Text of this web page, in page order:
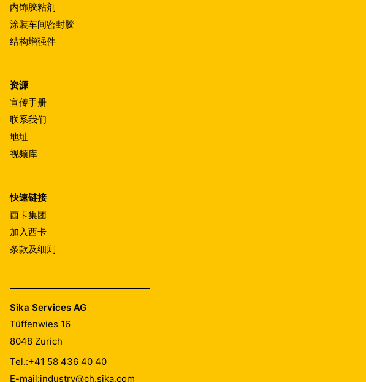
内饰胶粘剂
涂装车间密封胶
结构增强件
资源
宣传手册
联系我们
地址
视频库
快速链接
西卡集团
加入西卡
条款及细则
Sika Services AG
Tüffenwies 16
8048 Zurich
Tel.:+41 58 436 40 40
E-mail:industry@ch.sika.com